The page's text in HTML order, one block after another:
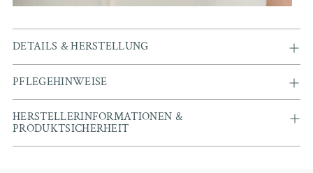
DETAILS & HERSTELLUNG
PFLEGEHINWEISE
HERSTELLERINFORMATIONEN &
PRODUKTSICHERHEIT